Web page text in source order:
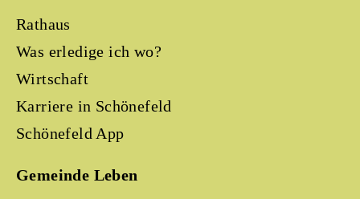
Rathaus
Was erledige ich wo?
Wirtschaft
Karriere in Schönefeld
Schönefeld App
Gemeinde Leben